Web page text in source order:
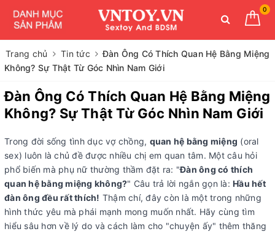
0
Trang chủ Tin tức
Đàn Ông Có Thích Quan Hệ Bằng Miệng
Không? Sự Thật Từ Góc Nhìn Nam Giới
Đàn Ông Có Thích Quan Hệ Bằng Miệng
Không? Sự Thật Từ Góc Nhìn Nam Giới
Trong đời sống tình dục vợ chồng, quan hệ bằng miệng (oral
sex) luôn là chủ đề được nhiều chị em quan tâm. Một câu hỏi
phổ biến mà phụ nữ thường thầm đặt ra: "Đàn ông có thích
quan hệ bằng miệng không?" Câu trả lời ngắn gọn là: Hầu hết
đàn ông đều rất thích! Thậm chí, đây còn là một trong những
hình thức yêu mà phái mạnh mong muốn nhất. Hãy cùng tìm
hiểu sâu hơn về lý do và cách làm cho "chuyện ấy" thêm thăng